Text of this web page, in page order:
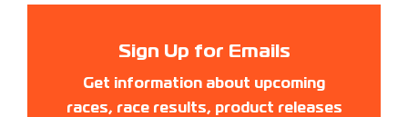
Sign Up for Emails
Get information about upcoming
races, race results, product releases